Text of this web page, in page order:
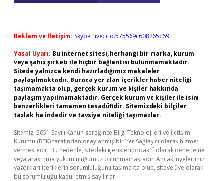
Reklam ve İletişim: Skype: live:.cid.575569c608265c69
Yasal Uyarı: Bu internet sitesi, herhangi bir marka, kurum
veya şahıs şirketi ile hiçbir bağlantısı bulunmamaktadır.
Sitede yalnızca kendi hazırladığımız makaleler
paylaşılmaktadır. Burada yer alan içerikler haber niteliği
taşımamakta olup, gerçek kurum ve kişiler hakkında
paylaşım yapılmamaktadır. Gerçek kurum ve kişiler ile isim
benzerlikleri tamamen tesadüfidir. Sitemizdeki bilgiler
taslak halindedir ve tavsiye niteliği taşımazlar.
Sitemiz, 5651 Sayılı Kanun gereğince Bilgi Teknolojileri ve İletişim
Kurumu (BTK) tarafından onaylanmış bir Yer Sağlayıcı olarak hizmet
vermektedir. Bu nedenle, sitedeki içerikleri proaktif olarak denetleme
veya araştırma yükümlülüğümüz bulunmamaktadır. Ancak, üyelerimiz
yazdıkları içeriklerin sorumluluğunu taşımakta olup, siteye üye olarak
bu sorumluluğu kabul etmiş sayılırlar.